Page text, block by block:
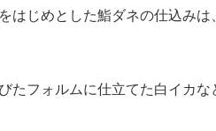
はじめとした鮨ダネの仕込み
たフォルムに仕立てた白イカな